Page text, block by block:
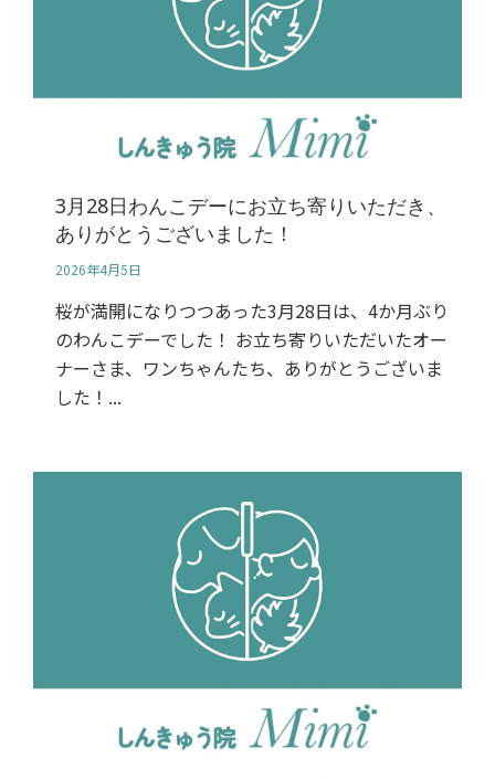
3月28日わんこデーにお立ち寄りいただき、
ありがとうございました！
2026年4月5日
桜が満開になりつつあった3月28日は、4か月ぶり
のわんこデーでした！ お立ち寄りいただいたオー
ナーさま、ワンちゃんたち、ありがとうございま
した！...